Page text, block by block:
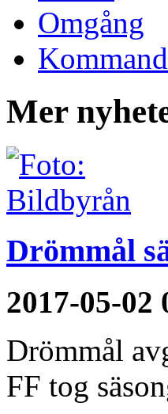
Omgång
Mer
Drömmål
2017-05-02
Drömmål
FF tog